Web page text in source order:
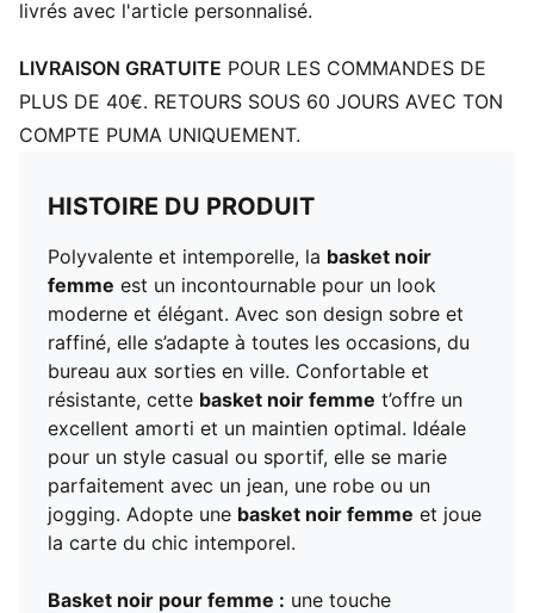
Semelle extérieure en caoutchouc
Fermeture à lacets avec œillets brillants
Bande PUMA en cuir sur le côté extérieur
Logo PUMA N° 2 imprimé en creux sur film au niveau
Logo PUMA CAT imprimé en creux sur film au niveau
livrés avec l'article personnalisé.
LIVRAISON GRATUITE POUR LES COMMANDES DE
PLUS DE 40€. RETOURS SOUS 60 JOURS AVEC TON
COMPTE PUMA UNIQUEMENT.
HISTOIRE DU PRODUIT
Polyvalente et intemporelle, la basket noir
femme est un incontournable pour un look
moderne et élégant. Avec son design sobre et
raffiné, elle s’adapte à toutes les occasions, du
bureau aux sorties en ville. Confortable et
résistante, cette basket noir femme t’offre un
excellent amorti et un maintien optimal. Idéale
pour un style casual ou sportif, elle se marie
parfaitement avec un jean, une robe ou un
jogging. Adopte une basket noir femme et joue
la carte du chic intemporel.
Basket noir pour femme : une touche